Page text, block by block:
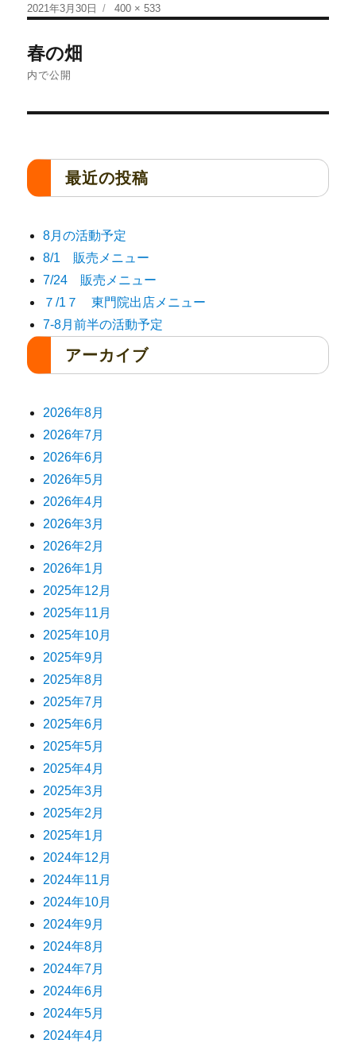
2021年3月30日 400 × 533
春の畑
内で公開
最近の投稿
8月の活動予定
8/1 販売メニュー
7/24 販売メニュー
７/1７ 東門院出店メニュー
7-8月前半の活動予定
アーカイブ
2026年8月
2026年7月
2026年6月
2026年5月
2026年4月
2026年3月
2026年2月
2026年1月
2025年12月
2025年11月
2025年10月
2025年9月
2025年8月
2025年7月
2025年6月
2025年5月
2025年4月
2025年3月
2025年2月
2025年1月
2024年12月
2024年11月
2024年10月
2024年9月
2024年8月
2024年7月
2024年6月
2024年5月
2024年4月